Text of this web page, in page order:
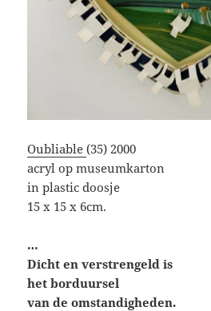
Oubliable(35) 2000
acryl op museumkarton
in plastic doosje
15 x 15 x 6cm.
…
Dicht en verstrengeld is
het borduursel
van de omstandigheden.